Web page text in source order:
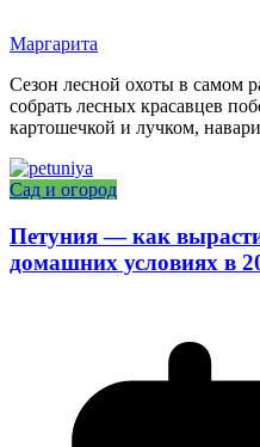
Маргарита
Сезон лесной охоты в самом
собрать лесных красавцев
картошечкой и лучком,
Сад и огород
Петуния — как
домашних условиях в